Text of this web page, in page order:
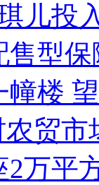
儿投
型
楼
农贸
万平